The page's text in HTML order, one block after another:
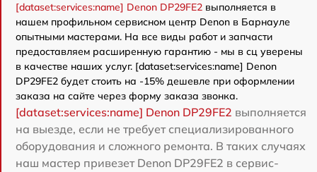
[dataset:services:name] Denon DP29FE2 выполняется в
нашем профильном сервисном центр Denon в Барнауле
опытными мастерами. На все виды работ и запчасти
предоставляем расширенную гарантию - мы в сц уверены
в качестве наших услуг. [dataset:services:name] Denon
DP29FE2 будет стоить на -15% дешевле при оформлении
заказа на сайте через форму заказа звонка.
[dataset:services:name] Denon DP29FE2 выполняется
на выезде, если не требует специализированного
оборудования и сложного ремонта. В таких случаях
наш мастер привезет Denon DP29FE2 в сервис-